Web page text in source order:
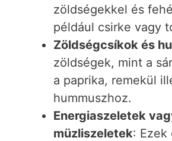
zöldségekkel és
például csirke vagy
Zöldségcsíkok és
zöldségek, mint a
a paprika, remekül
hummuszhoz.
Energiaszeletek
müzliszeletek: Ezek